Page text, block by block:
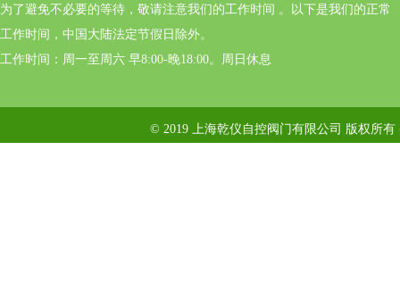
为了避免不必要的等待，敬请注意我们的工作时间 。以下是我们的正常
工作时间，中国大陆法定节假日除外。
工作时间：周一至周六 早8:00-晚18:00。周日休息
© 2019 上海乾仪自控阀门有限公司 版权所有